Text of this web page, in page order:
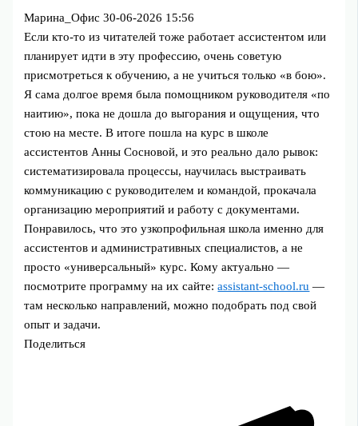
Марина_Офис 30-06-2026 15:56
Если кто-то из читателей тоже работает ассистентом или
планирует идти в эту профессию, очень советую
присмотреться к обучению, а не учиться только «в бою».
Я сама долгое время была помощником руководителя «по
наитию», пока не дошла до выгорания и ощущения, что
стою на месте. В итоге пошла на курс в школе
ассистентов Анны Сосновой, и это реально дало рывок:
систематизировала процессы, научилась выстраивать
коммуникацию с руководителем и командой, прокачала
организацию мероприятий и работу с документами.
Понравилось, что это узкопрофильная школа именно для
ассистентов и административных специалистов, а не
просто «универсальный» курс. Кому актуально —
посмотрите программу на их сайте:assistant-school.ru —
там несколько направлений, можно подобрать под свой
опыт и задачи.
Поделиться